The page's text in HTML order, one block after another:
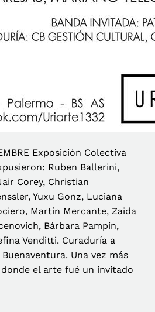
Exposición Colectiva
Ruben Ballerini,
Corey, Christian
Yuxu Gonz, Luciana
Martín Mercante, Zaida
Bárbara Pampin,
Venditti. Curaduría a
Una vez más
el arte fué un invitado